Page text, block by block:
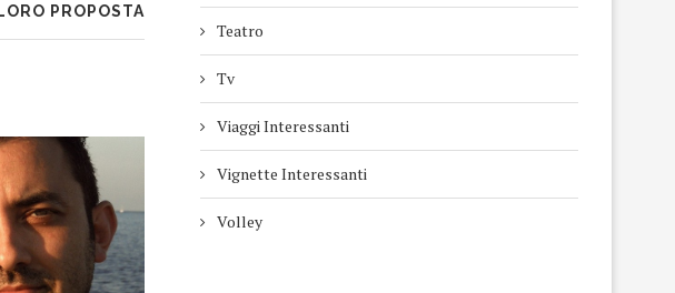
PROPOSTA
Teatro
Tv
Viaggi Interessanti
Vignette Interessanti
Volley